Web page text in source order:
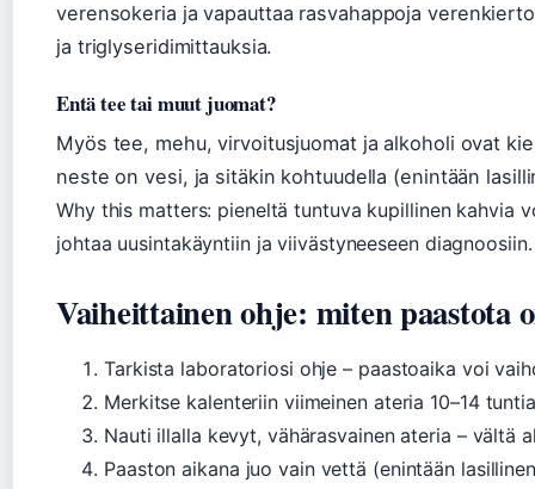
verensokeria ja vapauttaa rasvahappoja
ja triglyseridimittauksia.
Entä tee tai muut juomat?
Myös tee, mehu, virvoitusjuomat ja alkoholi ovat
neste on vesi, ja sitäkin kohtuudella (enintään
Why this matters: pieneltä tuntuva kupillinen kahvia
johtaa uusintakäyntiin ja viivästyneeseen
Vaiheittainen ohje: miten paastota
Tarkista laboratoriosi ohje – paastoaika voi
Merkitse kalenteriin viimeinen ateria 10–14
Nauti illalla kevyt, vähärasvainen ateria – vältä
Paaston aikana juo vain vettä (enintään